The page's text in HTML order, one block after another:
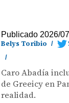
Publicado 2026/
Belys Toribio /
/
Caro Abadía
de Greeicy en
realidad.